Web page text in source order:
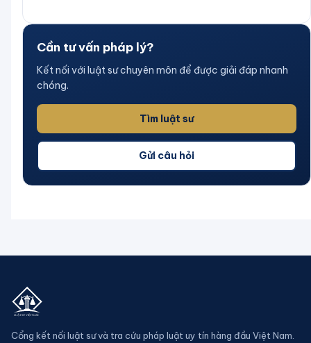
Cần tư vấn pháp lý?
Kết nối với luật sư chuyên môn để được giải đáp nhanh
chóng.
Tìm luật sư
Gửi câu hỏi
Cổng kết nối luật sư và tra cứu pháp luật uy tín hàng đầu Việt Nam.